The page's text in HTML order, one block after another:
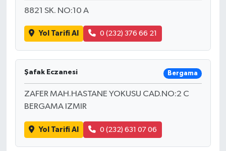
8821 SK. NO:10 A
Yol Tarifi Al 0 (232) 376 66 21
Şafak Eczanesi Bergama
ZAFER MAH.HASTANE YOKUSU CAD.NO:2 C
BERGAMA IZMIR
Yol Tarifi Al 0 (232) 631 07 06